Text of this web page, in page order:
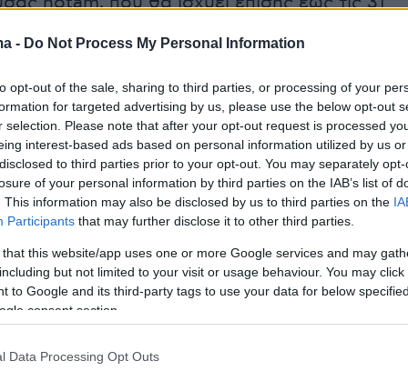
- Do Not Process My Personal Information
opt-out of the sale, sharing to third parties, or processing of your
for targeted advertising by us, please use the below opt-out
selection. Please note that after your opt-out request is processed
interest-based ads based on personal information utilized by us
to third parties prior to your opt-out. You may separately
of your personal information by third parties on the IAB’s list of
This information may also be disclosed by us to third parties on the
Participants that may further disclose it to other third parties.
that this website/app uses one or more Google services and may
but not limited to your visit or usage behaviour. You may
to Google and its third-party tags to use your data for below
consent section.
Data Processing Opt Outs
σύνδεση από Βουλγαρία,
Αραβικά Εμιράτα και Μάλτα θα
στην χώρα μας μόνο με αρνητικό τεστ Covid-
έχει διενεργηθεί μέχρι 72 ώρες πριν την
νέα τέταρτη αεροπορική οδηγία που θα
2020 επεκτείνεται το μέτρο
ελληνική επικράτεια μεαρνητικό τεστ όσον
συνδέσεις με επτά (7) ακόμα
προς Ελλάδα αεροπορικώς από Σουηδία,